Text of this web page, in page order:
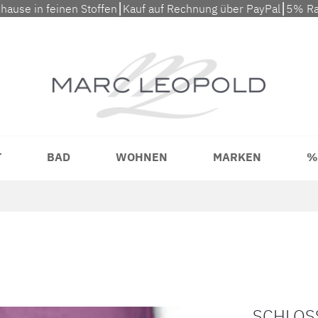
in feinen Stoffen⎮Kauf auf Rechnung über PayPal⎮5%
BAD WOHNEN MARKEN